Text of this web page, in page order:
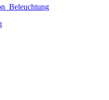
Beleuchtung